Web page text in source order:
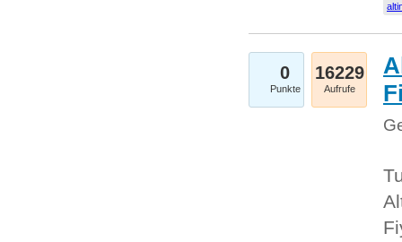
0
Punkte
16229
Aufrufe